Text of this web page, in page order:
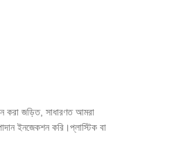
করা জড়িত, সাধারণত আমরা
ইনজেকশন করি।প্লাস্টিক বা